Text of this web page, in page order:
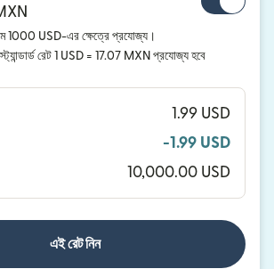
1000 USD-এর ক্ষেত্রে প্রযোজ্য।
স্ট্যান্ডার্ড রেট 1 USD = 17.07 MXN প্রযোজ্য হবে
1.99 USD
-1.99 USD
10,000.00 USD
এই রেট নিন